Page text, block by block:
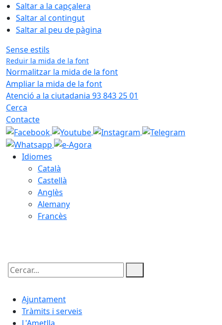
Saltar a la capçalera
Saltar al contingut
Saltar al peu de pàgina
Sense estils
Reduir la mida de la font
Normalitzar la mida de la font
Ampliar la mida de la font
Atenció a la ciutadania 93 843 25 01
Cerca
Contacte
Idiomes
Català
Castellà
Anglès
Alemany
Francès
Cercar:
Ajuntament
Tràmits i serveis